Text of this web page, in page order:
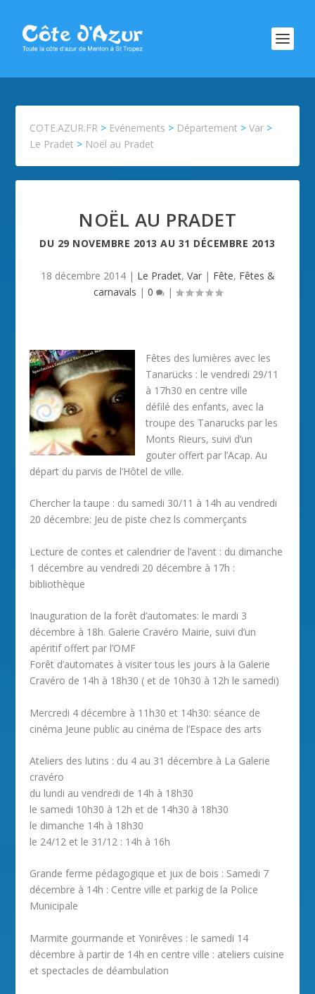
COTE.AZUR.FR > Evénements > Département >Var >
Le Pradet > Noël au Pradet
NOËL AU PRADET
DU 29 NOVEMBRE 2013 AU 31 DÉCEMBRE 2013
18 décembre 2014| Le Pradet, Var| Fête, Fêtes &
carnavals | 0 |
Fêtes des lumières avec les
Tanarücks : le vendredi 29/11
à 17h30 en centre ville
défilé des enfants, avec la
troupe des Tanarucks par les
Monts Rieurs, suivi d’un
gouter offert par l’Acap. Au
départ du parvis de l’Hôtel de ville.
Chercher la taupe : du samedi 30/11 à 14h au vendredi
20 décembre: Jeu de piste chez ls commerçants
Lecture de contes et calendrier de l’avent : du dimanche
1 décembre au vendredi 20 décembre à 17h :
bibliothèque
Inauguration de la forêt d’automates: le mardi 3
décembre à 18h. Galerie Cravéro Mairie, suivi d’un
apéritif offert par l’OMF
Forêt d’automates à visiter tous les jours à la Galerie
Cravéro de 14h à 18h30 ( et de 10h30 à 12h le samedi)
Mercredi 4 décembre à 11h30 et 14h30: séance de
cinéma Jeune public au cinéma de l’Espace des arts
Ateliers des lutins : du 4 au 31 décembre à La Galerie
cravéro
du lundi au vendredi de 14h à 18h30
le samedi 10h30 à 12h et de 14h30 à 18h30
le dimanche 14h à 18h30
le 24/12 et le 31/12 : 14h à 16h
Grande ferme pédagogique et jux de bois : Samedi 7
décembre à 14h : Centre ville et parkig de la Police
Municipale
Marmite gourmande et Yonirêves : le samedi 14
décembre à partir de 14h en centre ville : ateliers cuisine
et spectacles de déambulation